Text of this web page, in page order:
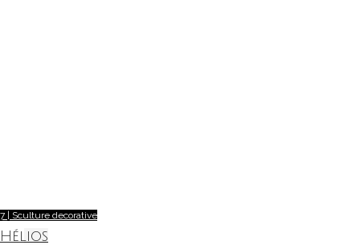
7 | Sculture decorative
Hélios